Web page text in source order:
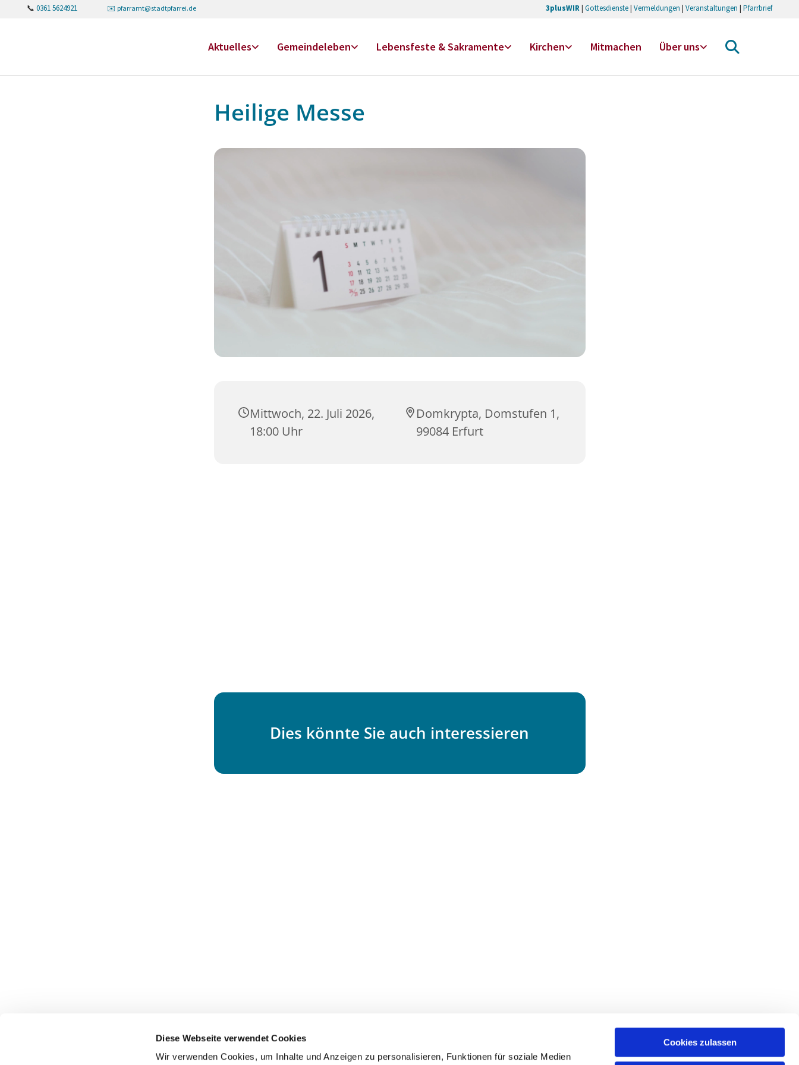
Diese Webseite verwendet Cookies
Wir verwenden Cookies, um Inhalte und Anzeigen zu personalisieren, Funktionen für soziale Medien
Cookies zulassen
📞 0361 5624921 ✉️ pfarramt@stadtpfarrei.de 3plusWIR| Gottesdienste| Vermeldungen | Veranstaltungen | Pfarrbrief
Aktuelles Gemeindeleben Lebensfeste & Sakramente Kirchen Mitmachen Über uns
Heilige Messe
Mittwoch, 22. Juli 2026,
18:00 Uhr
Domkrypta, Domstufen 1,
99084 Erfurt
Dies könnte Sie auch interessieren